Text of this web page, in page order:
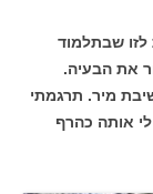
לזו שבתלמוד
את הבעיה.
מיר. תרגמתי
אותה כהרף